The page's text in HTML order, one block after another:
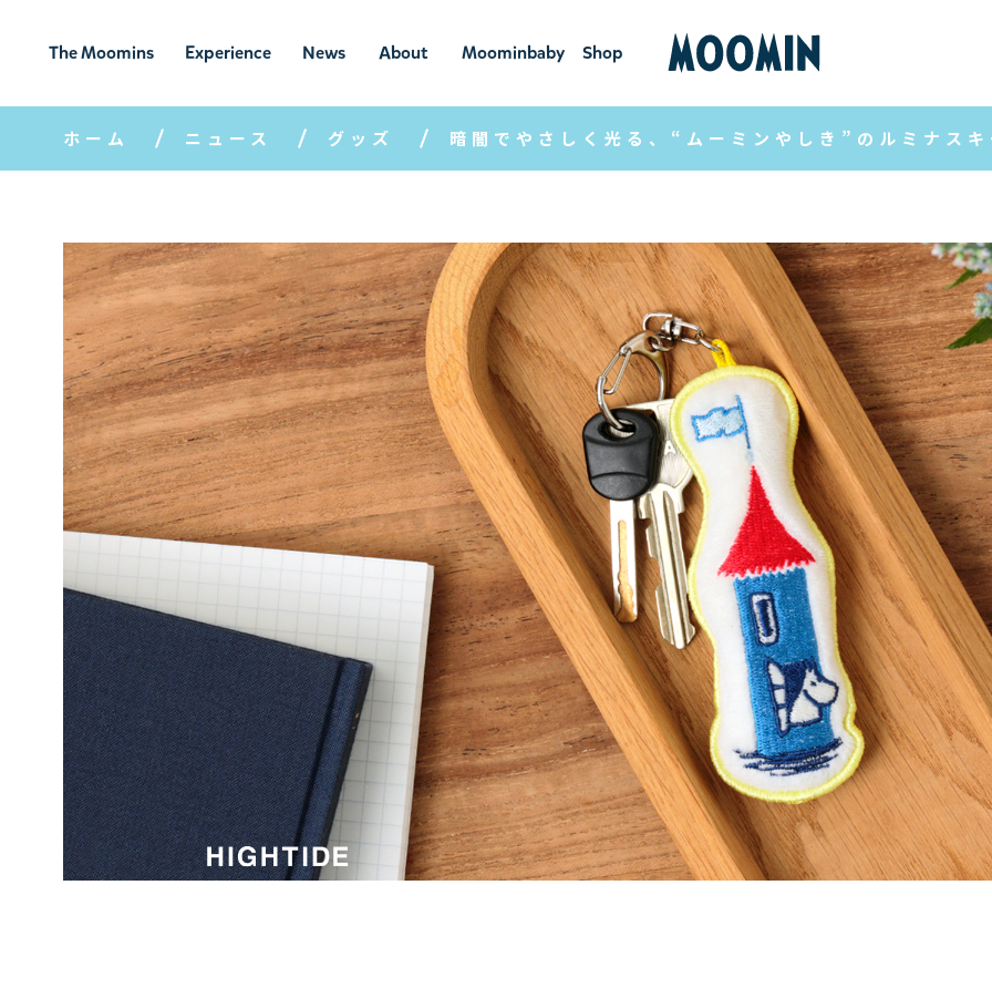
The Moomins
ムーミンの
世界
Experience
ムーミンの世
界を楽しむ
News
ニュ
ース
About
ムーミン
について
Moominbaby
ムーミンベ
ビー
Shop
ショ
ップ
ホーム ニュース グッズ 暗闇でやさしく光る、“ムーミンやしき”のルミナスキ